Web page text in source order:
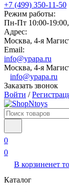
+7 (499) 350-11-50
Режим работы:
Пн-Пт 10:00-
Адрес:
Москва, 4-я
Email:
info@ypapa.ru
Москва, 4-я
info@ypapa.ru
Заказать звонок
Войти /
0
0
В корзиненет
Каталог